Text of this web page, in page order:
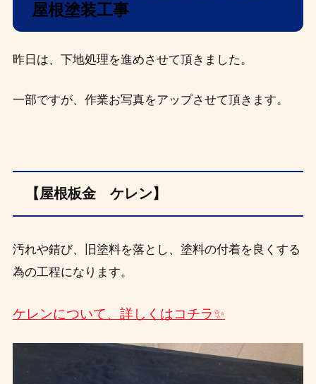
屋根塗装工事
昨日は、下地処理を進めさせて頂きました。
一部ですが、作業お写真をアップさせて頂きます。
【屋根板金 ケレン】
汚れや錆び、旧塗料を落とし、塗料の付着を良くする
為の工程になります。
ケレンについて、詳しくはコチラ✨